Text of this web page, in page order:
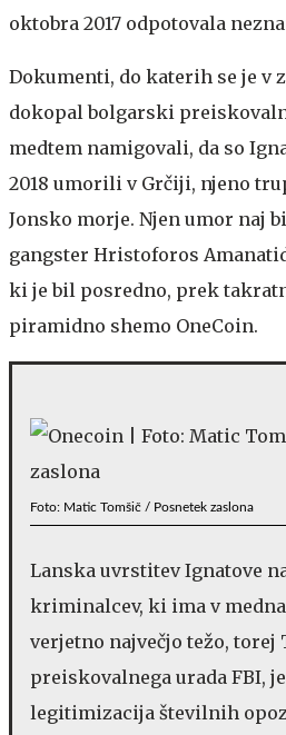
oktobra 2017 odpotovala
Dokumenti, do katerih se je v
dokopal bolgarski
medtem namigovali, da so
2018 umorili v Grčiji, njeno
Jonsko morje. Njen umor naj
gangster Hristoforos
ki je bil posredno, prek
piramidno shemo OneCoin.
Foto: Matic Tomšič / Posnetek zaslona
Lanska uvrstitev Ignatove
kriminalcev, ki ima v
verjetno največjo težo, torej
preiskovalnega urada FBI,
legitimizacija številnih